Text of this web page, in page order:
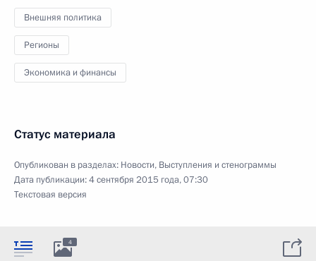
Внешняя политика
Регионы
Экономика и финансы
Статус материала
Опубликован в разделах: Новости, Выступления и стенограммы
Дата публикации:4 сентября 2015 года, 07:30
Текстовая версия
4